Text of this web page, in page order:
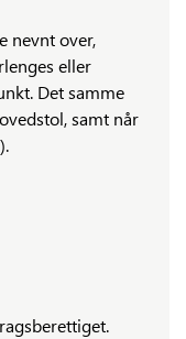
nevnt over,
eller
Det samme
samt når